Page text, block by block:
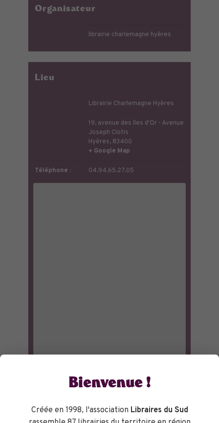
Organisateur
librairie charlemagne hyères
Lieu
Librairie Charlemagne Hyères
19, avenue des Iles d'Or - Avenue
Joseph Clotis
Hyères, 83400
+ Google Map
Téléphone : 04.94.65.27.05
Bienvenue !
Créée en 1998, l'association Libraires du Sud